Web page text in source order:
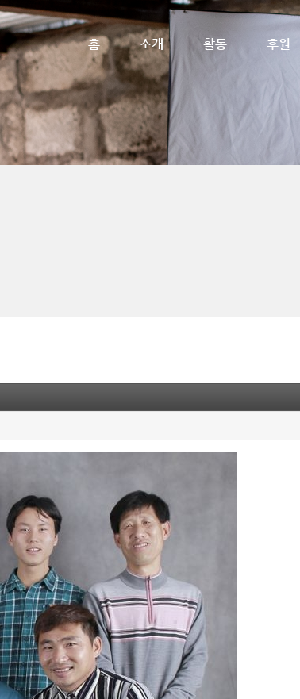
홈 소개 활동 후원